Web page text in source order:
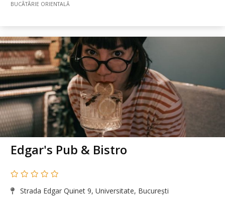
BUCÃTÃRIE ORIENTALĂ
Edgar's Pub & Bistro
Strada Edgar Quinet 9, Universitate, București